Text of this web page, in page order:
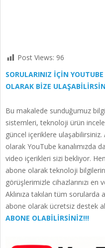
Post Views: 96
SORULARINIZ İÇİN
OLARAK BİZE
Bu makalede sunduğumuz
sistemleri, teknoloji ürün
güncel içeriklere
olarak YouTube kanalımızda
video içerikleri sizi bekliyor.
abone olarak teknoloji
görüşlerimizle cihazlarınızı
Aklınıza takılan tüm sorularda
abone olarak ücretsiz destek
ABONE OLABİLİRSİNİZ!!!